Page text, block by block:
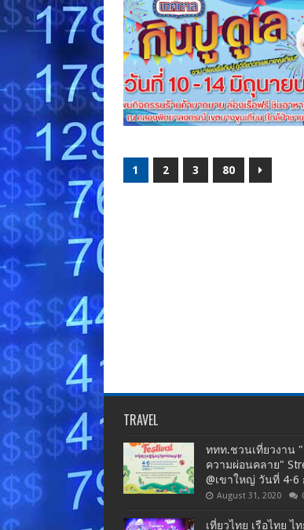
1 2 3 80
TRAVEL
ททท.ชวนเที่ยวงาน
ความผ่อนคลาย"
@เขาใหญ่ วันที่ 4-6
August 31, 2020
เที่ยวไทย เรือไทย ไ